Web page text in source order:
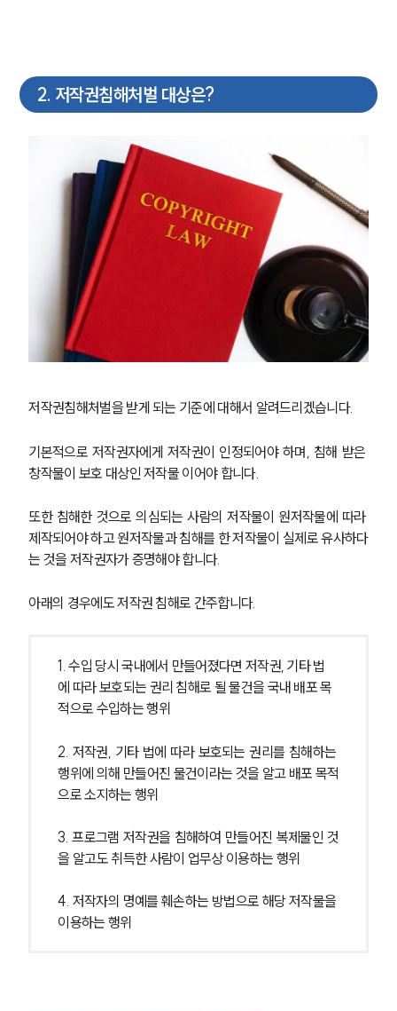
2. 저작권침해처벌 대상은?
저작권침해처벌을 받게 되는 기준에 대해서 알려드리겠습니다.
기본적으로 저작권자에게 저작권이 인정되어야 하며, 침해 받은
창작물이 보호 대상인 저작물 이어야 합니다.
또한 침해한 것으로 의심되는 사람의 저작물이 원저작물에 따라
제작되어야 하고 원저작물과 침해를 한 저작물이 실제로 유사하다
는 것을 저작권자가 증명해야 합니다.
아래의 경우에도 저작권 침해로 간주합니다.
1. 수입 당시 국내에서 만들어졌다면 저작권, 기타 법
에 따라 보호되는 권리 침해로 될 물건을 국내 배포 목
적으로 수입하는 행위
2. 저작권, 기타 법에 따라 보호되는 권리를 침해하는
행위에 의해 만들어진 물건이라는 것을 알고 배포 목적
으로 소지하는 행위
3. 프로그램 저작권을 침해하여 만들어진 복제물인 것
을 알고도 취득한 사람이 업무상 이용하는 행위
4. 저작자의 명예를 훼손하는 방법으로 해당 저작물을
이용하는 행위